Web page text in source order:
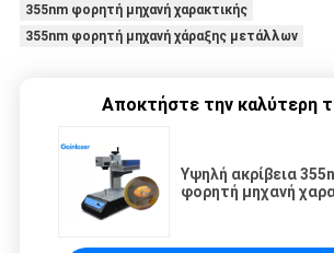
355nm φορητή μηχανή χαρακτικής
355nm φορητή μηχανή χάραξης μετάλλων
Αποκτήστε την καλύτερη
Υψηλή ακρίβεια
φορητή μηχανή